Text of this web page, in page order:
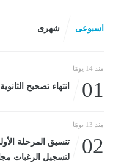
اسبوعى شهرى
منذ 14 يومًا
01 انتهاء تصحيح
منذ 13 يومًا
02
لتسجيل الرغبات